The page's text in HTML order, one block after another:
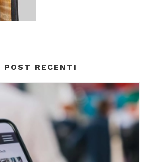
POST RECENTI